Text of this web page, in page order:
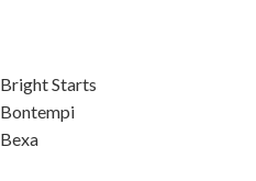
Bright Starts
Bontempi
Bexa